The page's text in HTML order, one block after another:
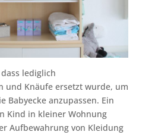
lediglich
und Knäufe ersetzt wurde, um
Babyecke anzupassen. Ein
Kind in kleiner Wohnung
Aufbewahrung von Kleidung